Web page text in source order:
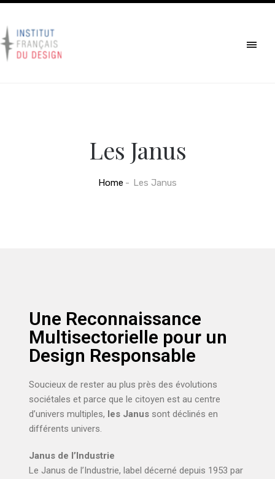
Les Janus
Home Les Janus
Une Reconnaissance
Multisectorielle pour un
Design Responsable
Soucieux de rester au plus près des évolutions
sociétales et parce que le citoyen est au centre
d’univers multiples, les Janus sont déclinés en
différents univers.
Janus de l’Industrie
Le Janus de l’Industrie, label décerné depuis 1953 par